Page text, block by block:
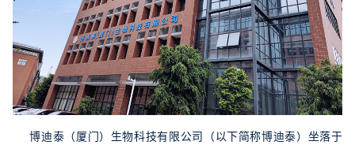
博迪泰（厦门）生物科技有限公司（以下简称博迪泰）坐落于